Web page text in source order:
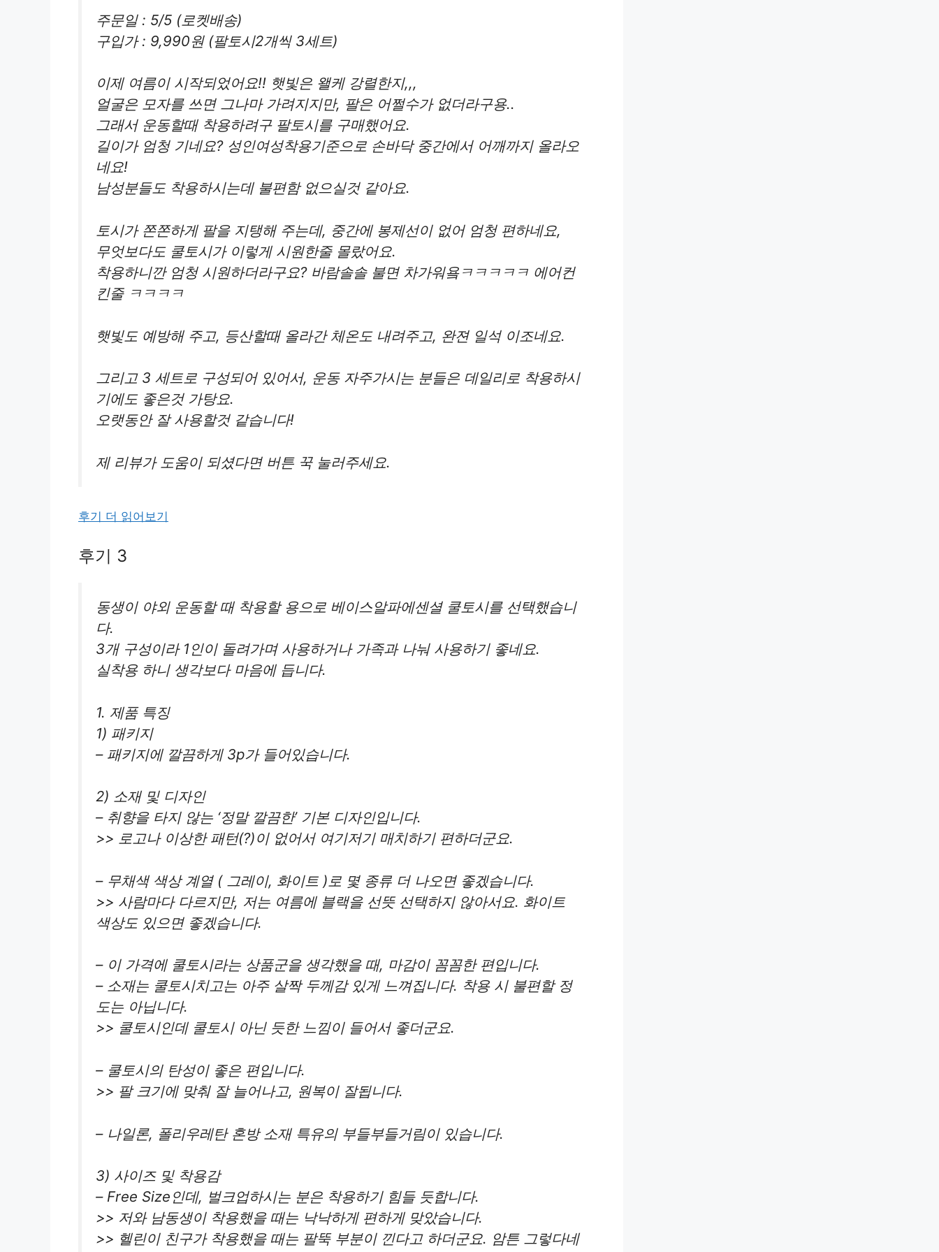
주문일 : 5/5 (로켓배송)
구입가 : 9,990원 (팔토시2개씩 3세트)
이제 여름이 시작되었어요!! 햇빛은 왤케 강렬한지,,,
얼굴은 모자를 쓰면 그나마 가려지지만, 팔은 어쩔수가 없더라구용..
그래서 운동할때 착용하려구 팔토시를 구매했어요.
길이가 엄청 기네요? 성인여성착용기준으로 손바닥 중간에서 어깨까지 올라오
네요!
남성분들도 착용하시는데 불편함 없으실것 같아요.
토시가 쫀쫀하게 팔을 지탱해 주는데, 중간에 봉제선이 없어 엄청 편하네요,
무엇보다도 쿨토시가 이렇게 시원한줄 몰랐어요.
착용하니깐 엄청 시원하더라구요? 바람솔솔 불면 차가워욬ㅋㅋㅋㅋㅋ 에어컨
킨줄 ㅋㅋㅋㅋ
햇빛도 예방해 주고, 등산할때 올라간 체온도 내려주고, 완젼 일석 이조네요.
그리고 3 세트로 구성되어 있어서, 운동 자주가시는 분들은 데일리로 착용하시
기에도 좋은것 가탕요.
오랫동안 잘 사용할것 같습니다!
제 리뷰가 도움이 되셨다면 버튼 꾹 눌러주세요.
후기 더 읽어보기
후기 3
동생이 야외 운동할 때 착용할 용으로 베이스알파에센셜 쿨토시를 선택했습니
다.
3개 구성이라 1인이 돌려가며 사용하거나 가족과 나눠 사용하기 좋네요.
실착용 하니 생각보다 마음에 듭니다.
1. 제품 특징
1) 패키지
– 패키지에 깔끔하게 3p가 들어있습니다.
2) 소재 및 디자인
– 취향을 타지 않는 ‘정말 깔끔한’ 기본 디자인입니다.
>> 로고나 이상한 패턴(?)이 없어서 여기저기 매치하기 편하더군요.
– 무채색 색상 계열 ( 그레이, 화이트 )로 몇 종류 더 나오면 좋겠습니다.
>> 사람마다 다르지만, 저는 여름에 블랙을 선뜻 선택하지 않아서요. 화이트
색상도 있으면 좋겠습니다.
– 이 가격에 쿨토시라는 상품군을 생각했을 때, 마감이 꼼꼼한 편입니다.
– 소재는 쿨토시치고는 아주 살짝 두께감 있게 느껴집니다. 착용 시 불편할 정
도는 아닙니다.
>> 쿨토시인데 쿨토시 아닌 듯한 느낌이 들어서 좋더군요.
– 쿨토시의 탄성이 좋은 편입니다.
>> 팔 크기에 맞춰 잘 늘어나고, 원복이 잘됩니다.
– 나일론, 폴리우레탄 혼방 소재 특유의 부들부들거림이 있습니다.
3) 사이즈 및 착용감
– Free Size인데, 벌크업하시는 분은 착용하기 힘들 듯합니다.
>> 저와 남동생이 착용했을 때는 낙낙하게 편하게 맞았습니다.
>> 헬린이 친구가 착용했을 때는 팔뚝 부분이 낀다고 하더군요. 암튼 그렇다네